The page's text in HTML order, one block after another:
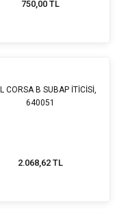
750,00 TL
CORSA B SUBAP İTİCİSİ,
640051
2.068,62 TL